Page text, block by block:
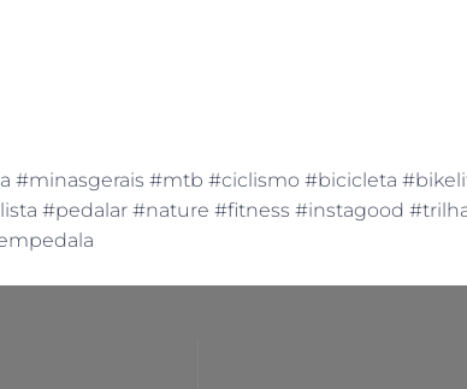
#minasgerais #mtb #ciclismo #bicicleta
#pedalar #nature #fitness #instagood